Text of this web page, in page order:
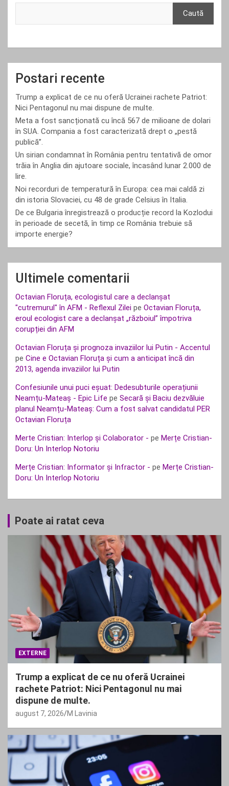
Caută
Postari recente
Trump a explicat de ce nu oferă Ucrainei rachete Patriot:
Nici Pentagonul nu mai dispune de multe.
Meta a fost sancționată cu încă 567 de milioane de dolari
în SUA. Compania a fost caracterizată drept o „pestă
publică”.
Un sirian condamnat în România pentru tentativă de omor
trăia în Anglia din ajutoare sociale, încasând lunar 2.000 de
lire.
Noi recorduri de temperatură în Europa: cea mai caldă zi
din istoria Slovaciei, cu 48 de grade Celsius în Italia.
De ce Bulgaria înregistrează o producție record la Kozlodui
în perioade de secetă, în timp ce România trebuie să
importe energie?
Ultimele comentarii
Octavian Floruța, ecologistul care a declanșat
"cutremurul" în AFM - Reflexul Zilei pe Octavian Floruța,
eroul ecologist care a declanșat „războiul” împotriva
corupției din AFM
Octavian Floruța și prognoza invaziilor lui Putin - Accentul
pe Cine e Octavian Floruța și cum a anticipat încă din
2013, agenda invaziilor lui Putin
Confesiunile unui puci eșuat: Dedesubturile operațiunii
Neamțu-Mateaș - Epic Life pe Secară și Baciu dezvăluie
planul Neamțu-Mateaș: Cum a fost salvat candidatul PER
Octavian Floruța
Merte Cristian: Interlop și Colaborator - pe Merțe Cristian-
Doru: Un Interlop Notoriu
Merțe Cristian: Informator și Infractor - pe Merțe Cristian-
Doru: Un Interlop Notoriu
Poate ai ratat ceva
EXTERNE
Trump a explicat de ce nu oferă Ucrainei
rachete Patriot: Nici Pentagonul nu mai
dispune de multe.
august 7, 2026 M Lavinia